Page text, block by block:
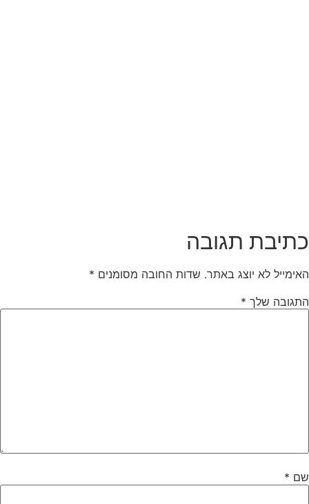
תגובה
לא יוצג באתר. שדות החובה מסומנים *
שלך*
*